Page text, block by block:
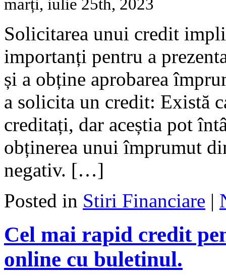
marți, iulie 25th, 2023
Solicitarea unui credit
importanți pentru a
și a obține aprobarea
a solicita un credit: Există
creditați, dar aceștia pot
obținerea unui împrumut
negativ. […]
Posted in Stiri Financiare |
Cel mai rapid credit
online cu buletinul.